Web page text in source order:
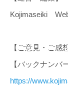
Kojimaseiki
tel
【ご意見・ご感
【バックナンバ
https://